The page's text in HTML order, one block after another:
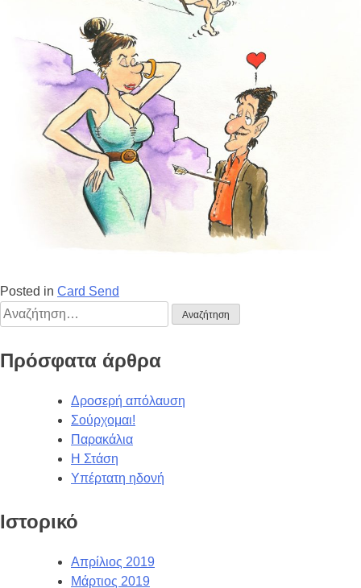
Posted in Card Send
Πρόσφατα άρθρα
Δροσερή απόλαυση
Σούρχομαι!
Παρακάλια
Η Στάση
Υπέρτατη ηδονή
Ιστορικό
Απρίλιος 2019
Μάρτιος 2019